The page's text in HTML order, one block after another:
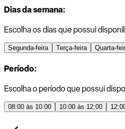
Dias da semana:
Escolha os dias que possui
Segunda-feira Terça-feira Quarta-
Período:
Escolha o período que possui
08:00 às 10:00 10:00 às 12:00